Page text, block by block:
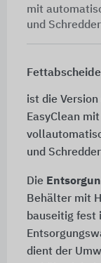
mit
und
ist die
EasyClean
und
Die
Behälter mit
bauseitig fest
dient der